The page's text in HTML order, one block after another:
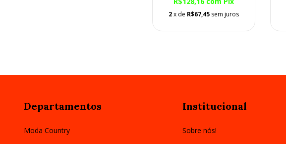
2x de R$67,45 sem juros
Departamentos
Moda Country
Institucional
Sobre nós!